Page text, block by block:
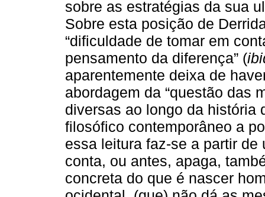
sobre as estratégias da sua
Sobre esta posição de
“dificuldade de tomar em
pensamento da diferença” (
aparentemente deixa de
abordagem da “questão das
diversas ao longo da história
filosófico contemporâneo a
essa leitura faz-se a partir
conta, ou antes, apaga,
concreta do que é nascer